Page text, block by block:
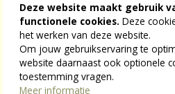
meegenomen naar een echt
muziek, schaduw- en lichtspel.
een ongeëvenaarde manier en
prachtige herfstsymfonie.
Deze website maakt gebruik
functionele cookies. Deze
het werken van deze website.
Om jouw gebruikservaring te
website daarnaast ook optionele
toestemming vragen.
Meer informatie